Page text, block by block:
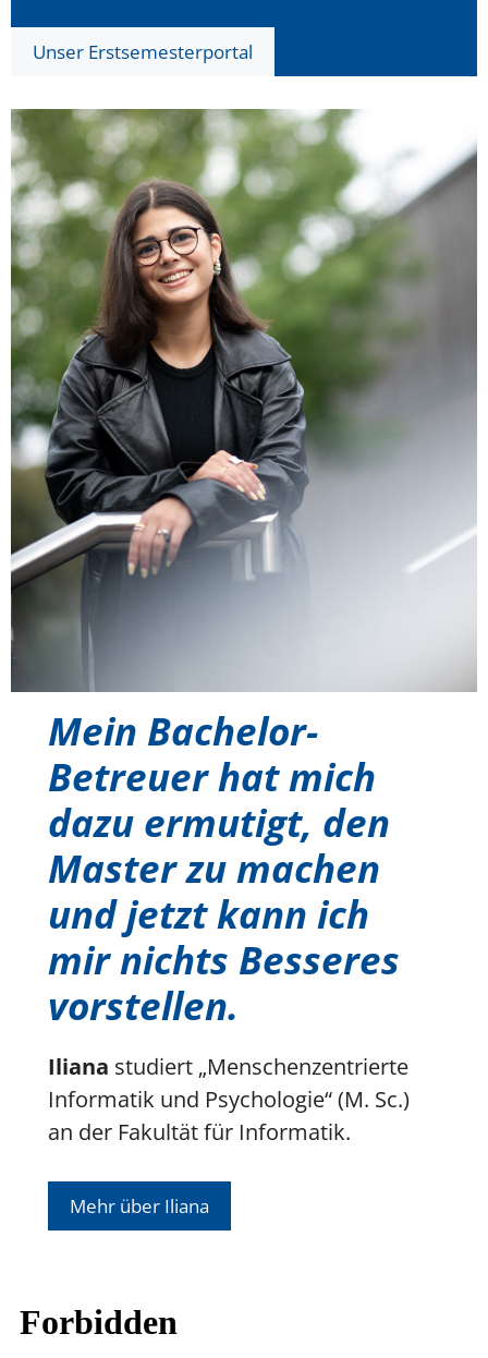
Unser Erstsemesterportal
Mein Bachelor-
Betreuer hat mich
dazu ermutigt, den
Master zu machen
und jetzt kann ich
mir nichts Besseres
vorstellen.
Iliana studiert „Menschenzentrierte
Informatik und Psychologie“ (M. Sc.)
an der Fakultät für Informatik.
Mehr über Iliana